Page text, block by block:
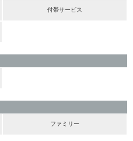
付帯サービス
ファミリー